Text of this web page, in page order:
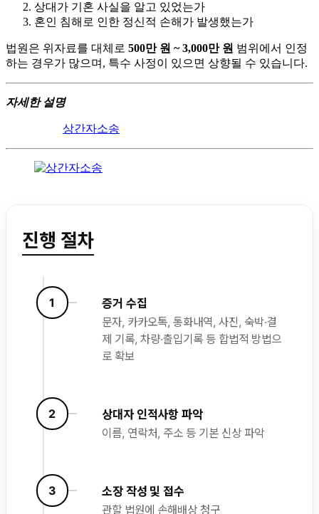
상대가 기혼 사실을 알고 있었는가
혼인 침해로 인한 정신적 손해가 발생했는가
법원은 위자료를 대체로 500만 원 ~ 3,000만 원 범위에서 인정
하는 경우가 많으며, 특수 사정이 있으면 상향될 수 있습니다.
자세한 설명
상간자소송
진행 절차
1 증거 수집
문자, 카카오톡, 통화내역, 사진, 숙박·결
제 기록, 차량·출입기록 등 합법적 방법으
로 확보
2 상대자 인적사항 파악
이름, 연락처, 주소 등 기본 신상 파악
3 소장 작성 및 접수
관할 법원에 손해배상 청구